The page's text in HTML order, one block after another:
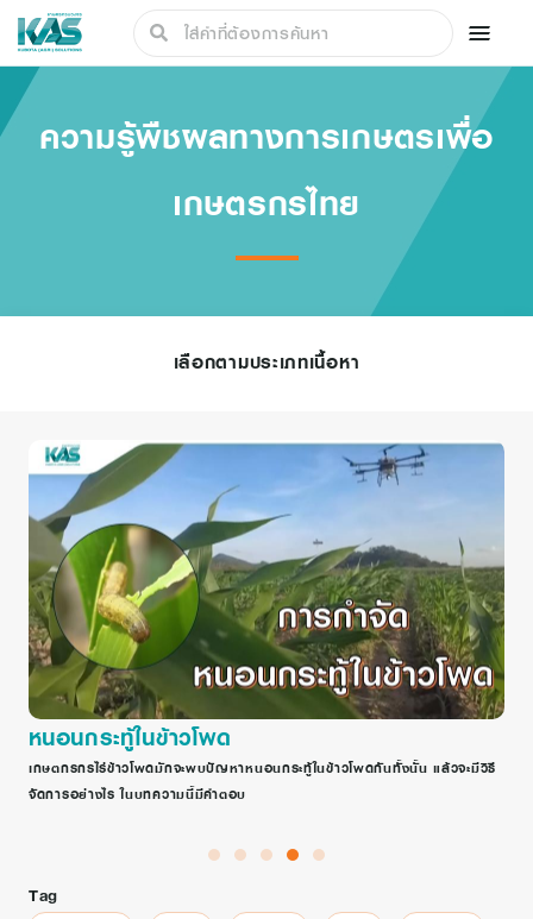
ความรู้พืชผลทางการเกษตรเพื่อ
เกษตรกรไทย
เลือกตามประเภทเนื้อหา
หนอนกระทู้ในข้าวโพด
เกษตกรกรไร่ข้าวโพดมักจะพบปัญหาหนอนกระทู้ในข้าวโพดกันทั้งนั้น แล้วจะมีวิธี
จัดการอย่างไร ในบทความนี้มีคำตอบ
Tag